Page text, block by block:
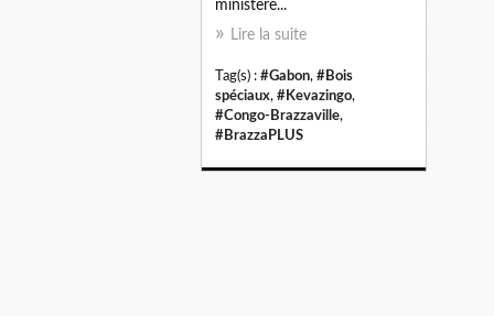
ministère...
Lire la suite
Tag(s) : #Gabon, #Bois
spéciaux, #Kevazingo,
#Congo-Brazzaville,
#BrazzaPLUS